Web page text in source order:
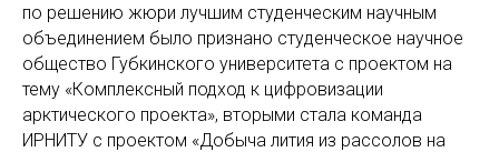
по решению жюри лучшим студенческим научным
объединением было признано студенческое научное
общество Губкинского университета с проектом на
тему «Комплексный подход к цифровизации
арктического проекта», вторыми стала команда
ИРНИТУ с проектом «Добыча лития из рассолов на